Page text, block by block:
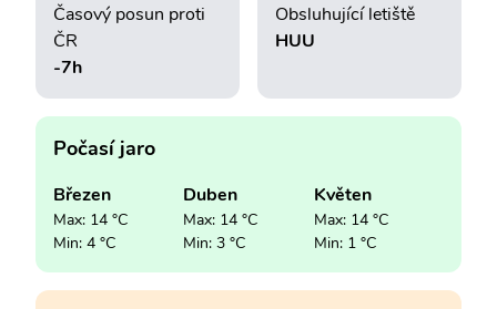
Časový posun proti
ČR
-7h
Obsluhující letiště
HUU
Počasí jaro
Březen
Max: 14 °C
Min: 4 °C
Duben
Max: 14 °C
Min: 3 °C
Květen
Max: 14 °C
Min: 1 °C